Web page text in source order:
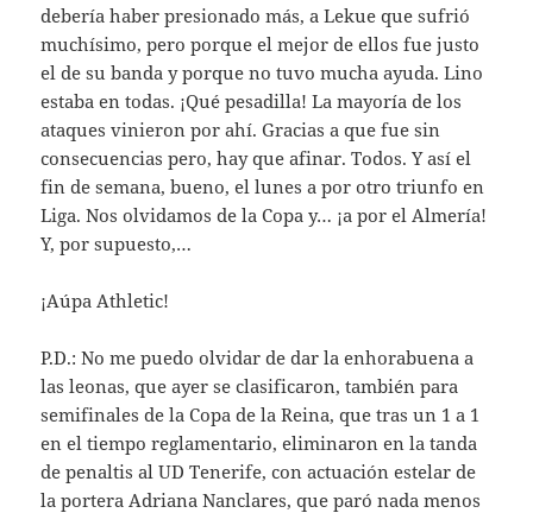
debería haber presionado más, a Lekue que sufrió
muchísimo, pero porque el mejor de ellos fue justo
el de su banda y porque no tuvo mucha ayuda. Lino
estaba en todas. ¡Qué pesadilla! La mayoría de los
ataques vinieron por ahí. Gracias a que fue sin
consecuencias pero, hay que afinar. Todos. Y así el
fin de semana, bueno, el lunes a por otro triunfo en
Liga. Nos olvidamos de la Copa y… ¡a por el Almería!
Y, por supuesto,…
¡Aúpa Athletic!
P.D.: No me puedo olvidar de dar la enhorabuena a
las leonas, que ayer se clasificaron, también para
semifinales de la Copa de la Reina, que tras un 1 a 1
en el tiempo reglamentario, eliminaron en la tanda
de penaltis al UD Tenerife, con actuación estelar de
la portera Adriana Nanclares, que paró nada menos